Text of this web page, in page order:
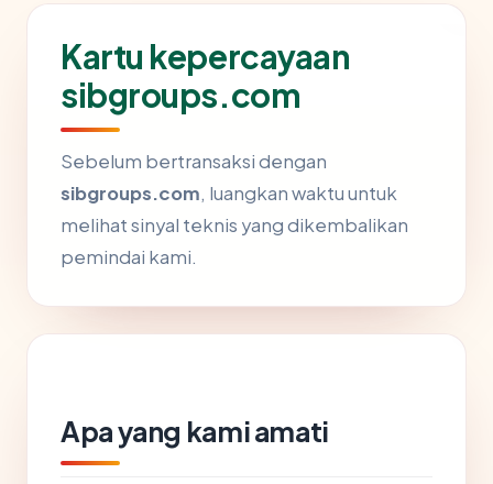
Kartu kepercayaan
sibgroups.com
Sebelum bertransaksi dengan
sibgroups.com, luangkan waktu untuk
melihat sinyal teknis yang dikembalikan
pemindai kami.
Apa yang kami amati